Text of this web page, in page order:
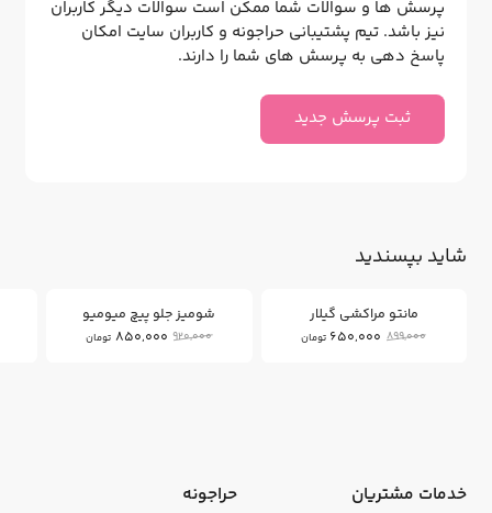
پرسش ها و سوالات شما ممکن است سوالات دیگر کاربران
نیز باشد. تیم پشتیبانی حراجونه و کاربران سایت امکان
پاسخ دهی به پرسش های شما را دارند.
ثبت پرسش جدید
شاید بپسندید
مانتو مراکشی گیلار
899,000
650,000 تومان
شومیز جلو پیچ میومیو
920,000
850,000 تومان
خدمات مشتریان حراجونه